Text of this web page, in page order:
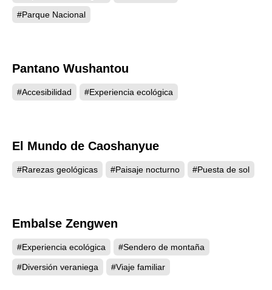
#Parque Nacional
Pantano Wushantou
#Accesibilidad #Experiencia ecológica
El Mundo de Caoshanyue
#Rarezas geológicas #Paisaje nocturno #Puesta de sol
Embalse Zengwen
#Experiencia ecológica #Sendero de montaña
#Diversión veraniega #Viaje familiar